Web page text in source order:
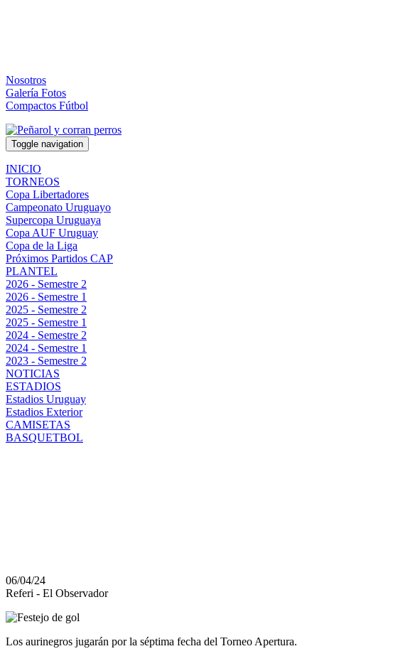
Nosotros
Galería Fotos
Compactos Fútbol
Toggle navigation
INICIO
TORNEOS
Copa Libertadores
Campeonato Uruguayo
Supercopa Uruguaya
Copa AUF Uruguay
Copa de la Liga
Próximos Partidos CAP
PLANTEL
2026 - Semestre 2
2026 - Semestre 1
2025 - Semestre 2
2025 - Semestre 1
2024 - Semestre 2
2024 - Semestre 1
2023 - Semestre 2
NOTICIAS
ESTADIOS
Estadios Uruguay
Estadios Exterior
CAMISETAS
BASQUETBOL
06/04/24
Referi - El Observador
Los aurinegros jugarán por la séptima fecha del Torneo Apertura.